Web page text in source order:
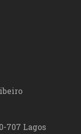
707 Lagos